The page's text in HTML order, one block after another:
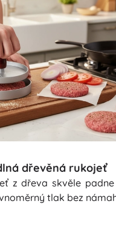
dřevěná rukojeť
z dřeva skvěle
tlak bez